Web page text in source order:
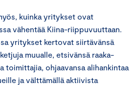
kuinka yritykset ovat
vähentää Kiina-riippuvuuttaan.
yritykset kertovat siirtävänsä
muualle, etsivänsä raaka-
toimittajia, ohjaavansa alihankintaa
ja välttämällä aktiivista